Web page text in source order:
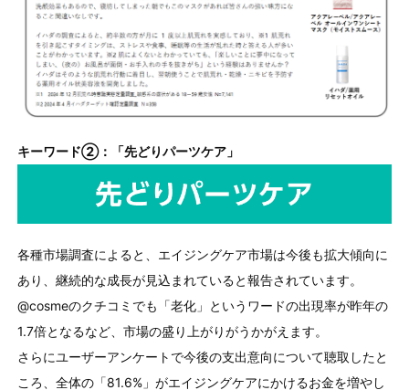
キーワード②：「先どりパーツケア」
各種市場調査によると、エイジングケア市場は今後も拡大傾向に
あり、継続的な成長が見込まれていると報告されています。
@cosmeのクチコミでも「老化」というワードの出現率が昨年の
1.7倍となるなど、市場の盛り上がりがうかがえます。
さらにユーザーアンケートで今後の支出意向について聴取したと
ころ、全体の「81.6%」がエイジングケアにかけるお金を増やし